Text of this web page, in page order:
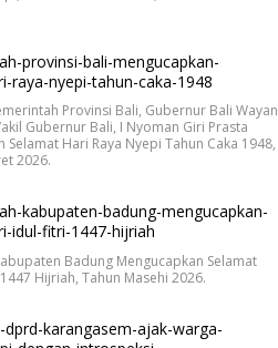
Provinsi Bali, Gubernur Bali Wayan
Gubernur Bali, I Nyoman Giri Prasta
Selamat Hari Raya Nyepi Tahun Caka 1948,
2026.
Badung Mengucapkan Selamat
Hijriah, Tahun Masehi 2026.